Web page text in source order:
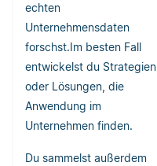
echten
Unternehmensdaten
forschst.Im besten Fall
entwickelst du Strategien
oder Lösungen, die
Anwendung im
Unternehmen finden.
Du sammelst außerdem